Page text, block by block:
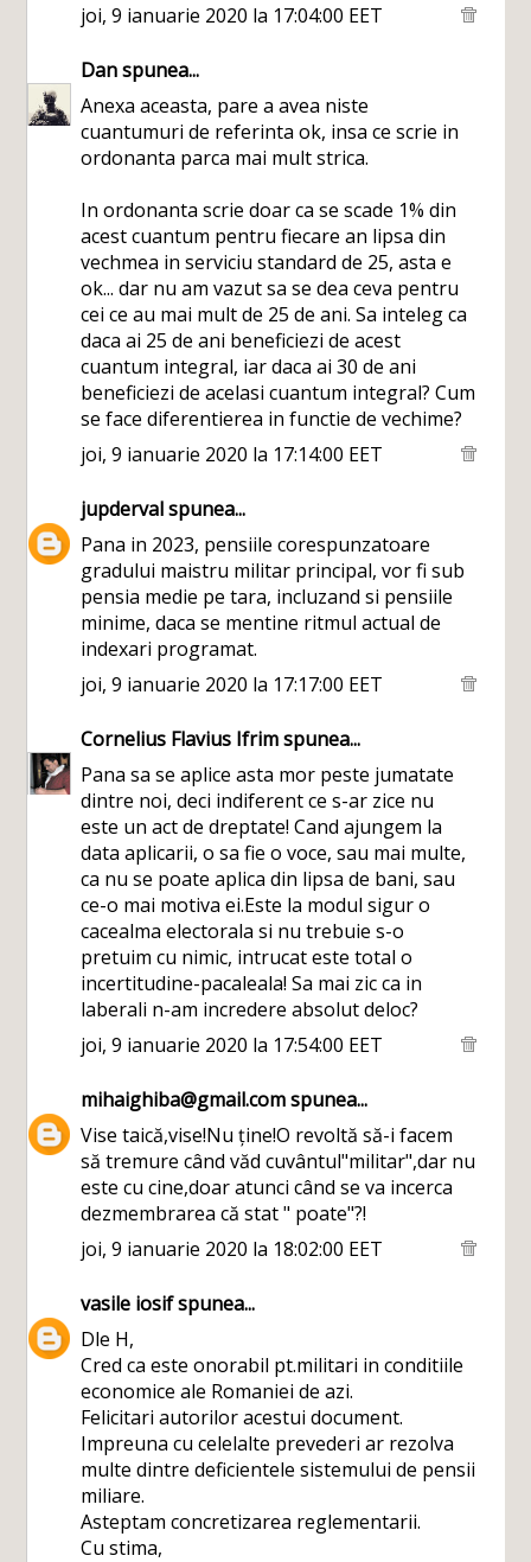
joi, 9 ianuarie 2020 la 17:04:00 EET
Danspunea...
Anexa aceasta, pare a avea niste
cuantumuri de referinta ok, insa ce scrie in
ordonanta parca mai mult strica.
In ordonanta scrie doar ca se scade 1% din
acest cuantum pentru fiecare an lipsa din
vechmea in serviciu standard de 25, asta e
ok... dar nu am vazut sa se dea ceva pentru
cei ce au mai mult de 25 de ani. Sa inteleg ca
daca ai 25 de ani beneficiezi de acest
cuantum integral, iar daca ai 30 de ani
beneficiezi de acelasi cuantum integral? Cum
se face diferentierea in functie de vechime?
joi, 9 ianuarie 2020 la 17:14:00 EET
jupdervalspunea...
Pana in 2023, pensiile corespunzatoare
gradului maistru militar principal, vor fi sub
pensia medie pe tara, incluzand si pensiile
minime, daca se mentine ritmul actual de
indexari programat.
joi, 9 ianuarie 2020 la 17:17:00 EET
Cornelius Flavius Ifrimspunea...
Pana sa se aplice asta mor peste jumatate
dintre noi, deci indiferent ce s-ar zice nu
este un act de dreptate! Cand ajungem la
data aplicarii, o sa fie o voce, sau mai multe,
ca nu se poate aplica din lipsa de bani, sau
ce-o mai motiva ei.Este la modul sigur o
cacealma electorala si nu trebuie s-o
pretuim cu nimic, intrucat este total o
incertitudine-pacaleala! Sa mai zic ca in
laberali n-am incredere absolut deloc?
joi, 9 ianuarie 2020 la 17:54:00 EET
mihaighiba@gmail.comspunea...
Vise taică,vise!Nu ține!O revoltă să-i facem
să tremure când văd cuvântul"militar",dar nu
este cu cine,doar atunci când se va incerca
dezmembrarea că stat " poate"?!
joi, 9 ianuarie 2020 la 18:02:00 EET
vasile iosifspunea...
Dle H,
Cred ca este onorabil pt.militari in conditiile
economice ale Romaniei de azi.
Felicitari autorilor acestui document.
Impreuna cu celelalte prevederi ar rezolva
multe dintre deficientele sistemului de pensii
miliare.
Asteptam concretizarea reglementarii.
Cu stima,